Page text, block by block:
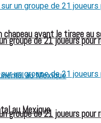
chapeau avant le tirage au
groupe de 21 joueurs
groupe de 21 joueurs
au Mexique